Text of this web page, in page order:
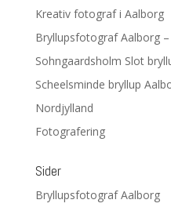
Kreativ fotograf i Aalborg
Bryllupsfotograf Aalborg
Sohngaardsholm Slot
Scheelsminde bryllup
Nordjylland
Fotografering
Sider
Bryllupsfotograf Aalborg